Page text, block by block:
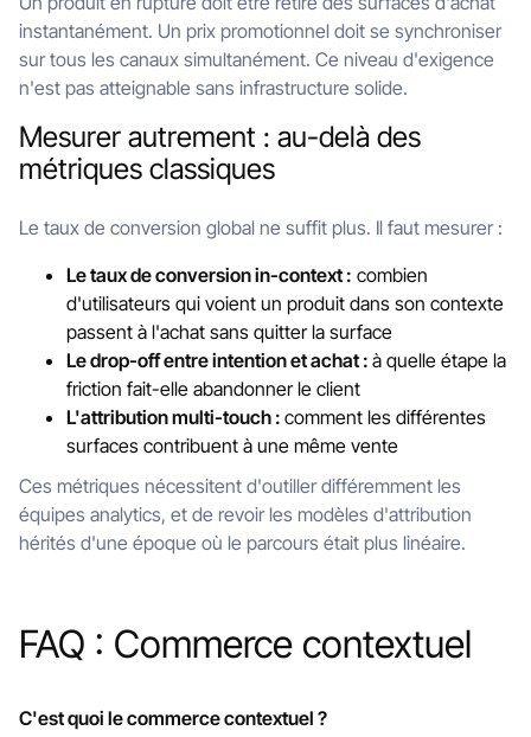
instantanément. Un prix promotionnel doit se synchroniser
sur tous les canaux simultanément. Ce niveau d'exigence
n'est pas atteignable sans infrastructure solide.
Mesurer autrement : au-delà des
métriques classiques
Le taux de conversion global ne suffit plus. Il faut mesurer :
Le taux de conversion in-context : combien
d'utilisateurs qui voient un produit dans son contexte
passent à l'achat sans quitter la surface
Le drop-off entre intention et achat : à quelle étape la
friction fait-elle abandonner le client
L'attribution multi-touch : comment les différentes
surfaces contribuent à une même vente
Ces métriques nécessitent d'outiller différemment les
équipes analytics, et de revoir les modèles d'attribution
hérités d'une époque où le parcours était plus linéaire.
FAQ : Commerce contextuel
C'est quoi le commerce contextuel ?